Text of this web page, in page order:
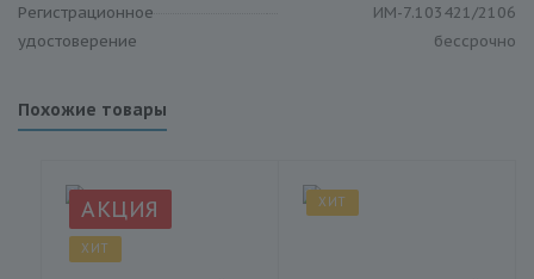
Регистрационное
удостоверение
ИМ-7.103421/2106
бессрочно
Похожие товары
АКЦИЯ
ХИТ
ХИТ